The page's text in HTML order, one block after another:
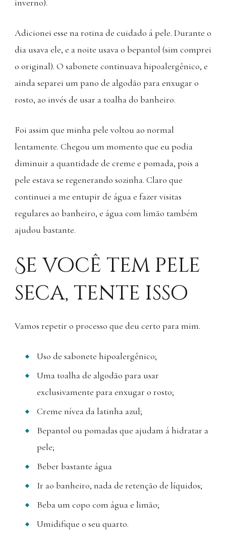
inverno).
Adicionei esse na rotina de cuidado á pele. Durante o
dia usava ele, e a noite usava o bepantol (sim comprei
o original). O sabonete continuava hipoalergênico, e
ainda separei um pano de algodão para enxugar o
rosto, ao invés de usar a toalha do banheiro.
Foi assim que minha pele voltou ao normal
lentamente. Chegou um momento que eu podia
diminuir a quantidade de creme e pomada, pois a
pele estava se regenerando sozinha. Claro que
continuei a me entupir de água e fazer visitas
regulares ao banheiro, e água com limão também
ajudou bastante.
Se você tem pele
seca, tente isso
Vamos repetir o processo que deu certo para mim.
Uso de sabonete hipoalergênico;
Uma toalha de algodão para usar
exclusivamente para enxugar o rosto;
Creme nívea da latinha azul;
Bepantol ou pomadas que ajudam á hidratar a
pele;
Beber bastante água
Ir ao banheiro, nada de retenção de líquidos;
Beba um copo com água e limão;
Umidifique o seu quarto.